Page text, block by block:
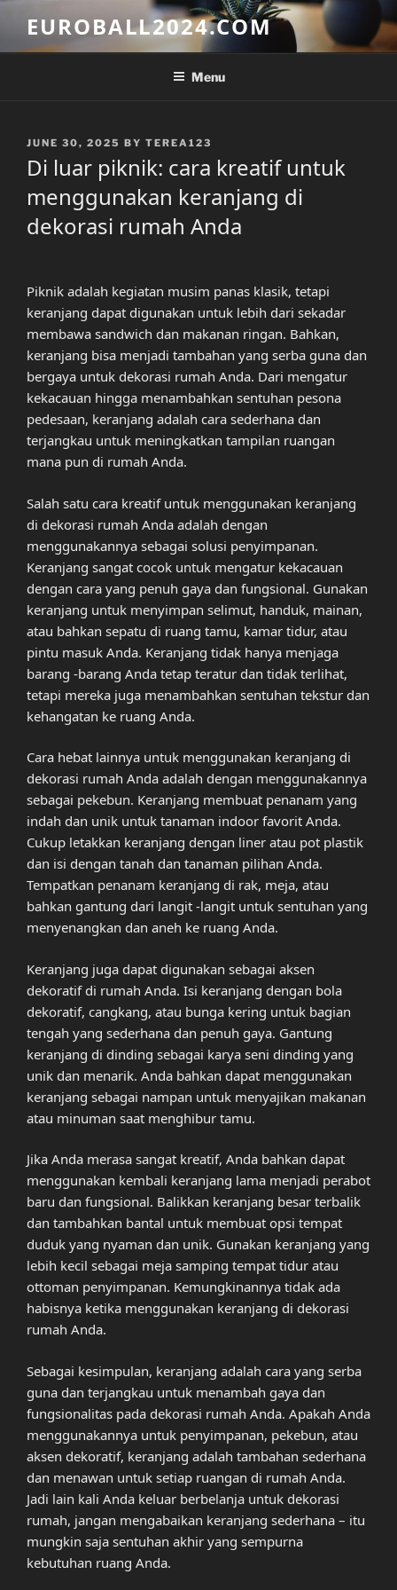
content
EUROBALL2024.COM
Menu
POSTED
JUNE 30, 2025 BY TEREA123
Di luar piknik: cara kreatif untuk
menggunakan keranjang di
dekorasi rumah Anda
Piknik adalah kegiatan musim panas klasik, tetapi
keranjang dapat digunakan untuk lebih dari sekadar
membawa sandwich dan makanan ringan. Bahkan,
keranjang bisa menjadi tambahan yang serba guna dan
bergaya untuk dekorasi rumah Anda. Dari mengatur
kekacauan hingga menambahkan sentuhan pesona
pedesaan, keranjang adalah cara sederhana dan
terjangkau untuk meningkatkan tampilan ruangan
mana pun di rumah Anda.
Salah satu cara kreatif untuk menggunakan keranjang
di dekorasi rumah Anda adalah dengan
menggunakannya sebagai solusi penyimpanan.
Keranjang sangat cocok untuk mengatur kekacauan
dengan cara yang penuh gaya dan fungsional. Gunakan
keranjang untuk menyimpan selimut, handuk, mainan,
atau bahkan sepatu di ruang tamu, kamar tidur, atau
pintu masuk Anda. Keranjang tidak hanya menjaga
barang -barang Anda tetap teratur dan tidak terlihat,
tetapi mereka juga menambahkan sentuhan tekstur dan
kehangatan ke ruang Anda.
Cara hebat lainnya untuk menggunakan keranjang di
dekorasi rumah Anda adalah dengan menggunakannya
sebagai pekebun. Keranjang membuat penanam yang
indah dan unik untuk tanaman indoor favorit Anda.
Cukup letakkan keranjang dengan liner atau pot plastik
dan isi dengan tanah dan tanaman pilihan Anda.
Tempatkan penanam keranjang di rak, meja, atau
bahkan gantung dari langit -langit untuk sentuhan yang
menyenangkan dan aneh ke ruang Anda.
Keranjang juga dapat digunakan sebagai aksen
dekoratif di rumah Anda. Isi keranjang dengan bola
dekoratif, cangkang, atau bunga kering untuk bagian
tengah yang sederhana dan penuh gaya. Gantung
keranjang di dinding sebagai karya seni dinding yang
unik dan menarik. Anda bahkan dapat menggunakan
keranjang sebagai nampan untuk menyajikan makanan
atau minuman saat menghibur tamu.
Jika Anda merasa sangat kreatif, Anda bahkan dapat
menggunakan kembali keranjang lama menjadi perabot
baru dan fungsional. Balikkan keranjang besar terbalik
dan tambahkan bantal untuk membuat opsi tempat
duduk yang nyaman dan unik. Gunakan keranjang yang
lebih kecil sebagai meja samping tempat tidur atau
ottoman penyimpanan. Kemungkinannya tidak ada
habisnya ketika menggunakan keranjang di dekorasi
rumah Anda.
Sebagai kesimpulan, keranjang adalah cara yang serba
guna dan terjangkau untuk menambah gaya dan
fungsionalitas pada dekorasi rumah Anda. Apakah Anda
menggunakannya untuk penyimpanan, pekebun, atau
aksen dekoratif, keranjang adalah tambahan sederhana
dan menawan untuk setiap ruangan di rumah Anda.
Jadi lain kali Anda keluar berbelanja untuk dekorasi
rumah, jangan mengabaikan keranjang sederhana – itu
mungkin saja sentuhan akhir yang sempurna
kebutuhan ruang Anda.